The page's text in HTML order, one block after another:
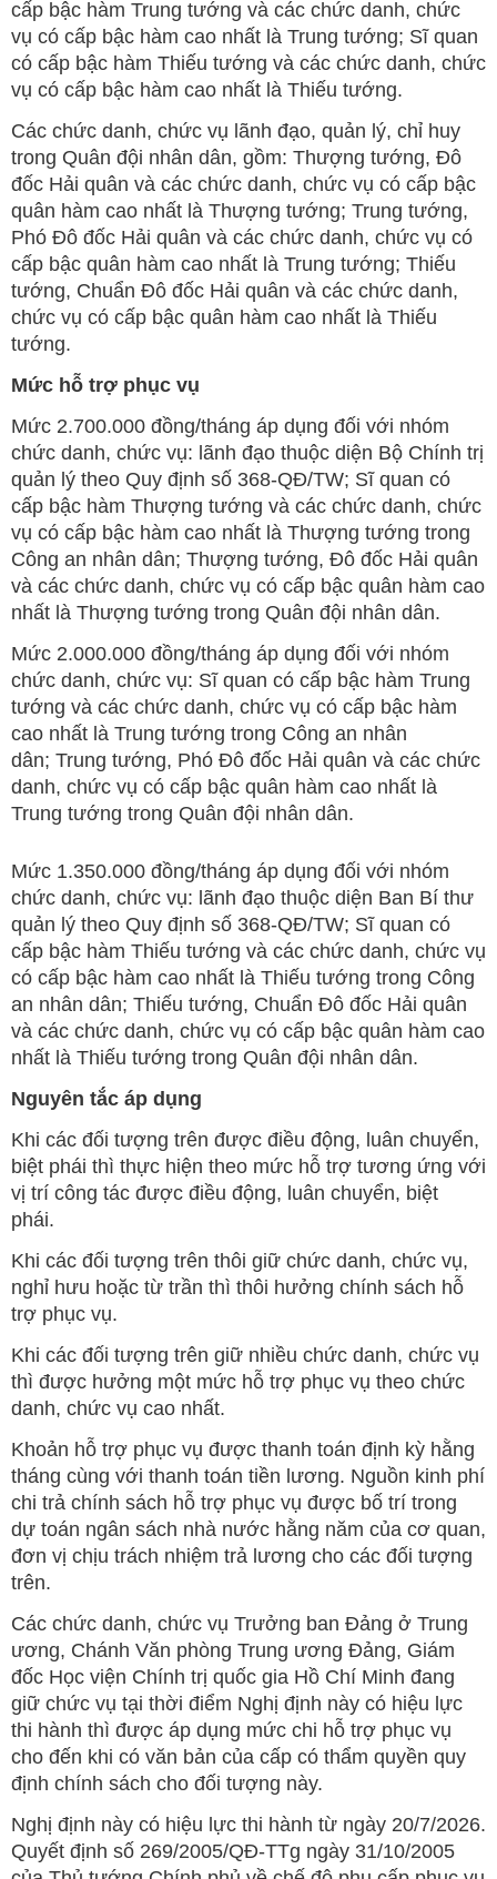
cấp bậc hàm Trung tướng và các chức danh, chức
vụ có cấp bậc hàm cao nhất là Trung tướng; Sĩ quan
có cấp bậc hàm Thiếu tướng và các chức danh, chức
vụ có cấp bậc hàm cao nhất là Thiếu tướng.
Các chức danh, chức vụ lãnh đạo, quản lý, chỉ huy
trong Quân đội nhân dân, gồm: Thượng tướng, Đô
đốc Hải quân và các chức danh, chức vụ có cấp bậc
quân hàm cao nhất là Thượng tướng; Trung tướng,
Phó Đô đốc Hải quân và các chức danh, chức vụ có
cấp bậc quân hàm cao nhất là Trung tướng; Thiếu
tướng, Chuẩn Đô đốc Hải quân và các chức danh,
chức vụ có cấp bậc quân hàm cao nhất là Thiếu
tướng.
Mức hỗ trợ phục vụ
Mức 2.700.000 đồng/tháng áp dụng đối với nhóm
chức danh, chức vụ: lãnh đạo thuộc diện Bộ Chính trị
quản lý theo Quy định số 368-QĐ/TW; Sĩ quan có
cấp bậc hàm Thượng tướng và các chức danh, chức
vụ có cấp bậc hàm cao nhất là Thượng tướng trong
Công an nhân dân; Thượng tướng, Đô đốc Hải quân
và các chức danh, chức vụ có cấp bậc quân hàm cao
nhất là Thượng tướng trong Quân đội nhân dân.
Mức 2.000.000 đồng/tháng áp dụng đối với nhóm
chức danh, chức vụ: Sĩ quan có cấp bậc hàm Trung
tướng và các chức danh, chức vụ có cấp bậc hàm
cao nhất là Trung tướng trong Công an nhân
dân; Trung tướng, Phó Đô đốc Hải quân và các chức
danh, chức vụ có cấp bậc quân hàm cao nhất là
Trung tướng trong Quân đội nhân dân.
Mức 1.350.000 đồng/tháng áp dụng đối với nhóm
chức danh, chức vụ: lãnh đạo thuộc diện Ban Bí thư
quản lý theo Quy định số 368-QĐ/TW; Sĩ quan có
cấp bậc hàm Thiếu tướng và các chức danh, chức vụ
có cấp bậc hàm cao nhất là Thiếu tướng trong Công
an nhân dân; Thiếu tướng, Chuẩn Đô đốc Hải quân
và các chức danh, chức vụ có cấp bậc quân hàm cao
nhất là Thiếu tướng trong Quân đội nhân dân.
Nguyên tắc áp dụng
Khi các đối tượng trên được điều động, luân chuyển,
biệt phái thì thực hiện theo mức hỗ trợ tương ứng với
vị trí công tác được điều động, luân chuyển, biệt
phái.
Khi các đối tượng trên thôi giữ chức danh, chức vụ,
nghỉ hưu hoặc từ trần thì thôi hưởng chính sách hỗ
trợ phục vụ.
Khi các đối tượng trên giữ nhiều chức danh, chức vụ
thì được hưởng một mức hỗ trợ phục vụ theo chức
danh, chức vụ cao nhất.
Khoản hỗ trợ phục vụ được thanh toán định kỳ hằng
tháng cùng với thanh toán tiền lương. Nguồn kinh phí
chi trả chính sách hỗ trợ phục vụ được bố trí trong
dự toán ngân sách nhà nước hằng năm của cơ quan,
đơn vị chịu trách nhiệm trả lương cho các đối tượng
trên.
Các chức danh, chức vụ Trưởng ban Đảng ở Trung
ương, Chánh Văn phòng Trung ương Đảng, Giám
đốc Học viện Chính trị quốc gia Hồ Chí Minh đang
giữ chức vụ tại thời điểm Nghị định này có hiệu lực
thi hành thì được áp dụng mức chi hỗ trợ phục vụ
cho đến khi có văn bản của cấp có thẩm quyền quy
định chính sách cho đối tượng này.
Nghị định này có hiệu lực thi hành từ ngày 20/7/2026.
Quyết định số 269/2005/QĐ-TTg ngày 31/10/2005